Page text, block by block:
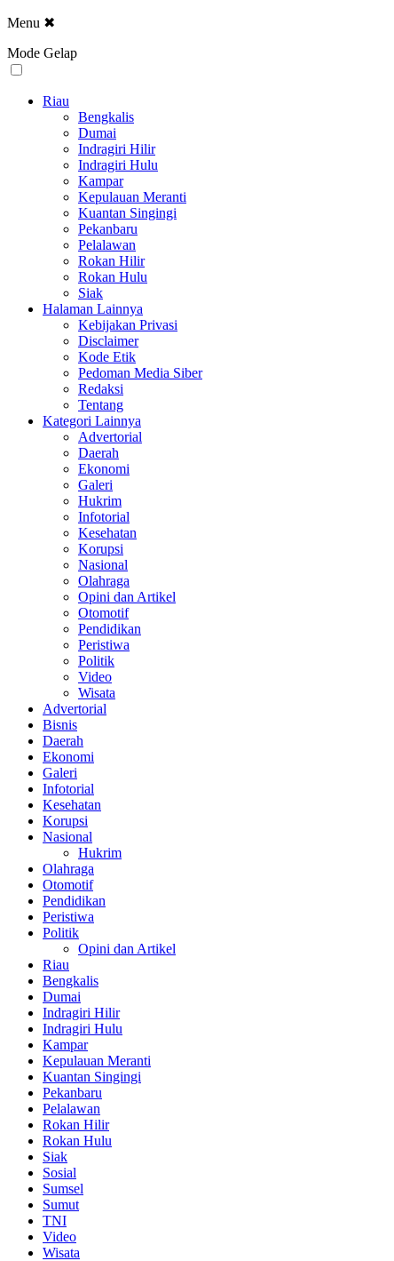
Menu ✖
Mode Gelap
Riau
Bengkalis
Dumai
Indragiri Hilir
Indragiri Hulu
Kampar
Kepulauan Meranti
Kuantan Singingi
Pekanbaru
Pelalawan
Rokan Hilir
Rokan Hulu
Siak
Halaman Lainnya
Kebijakan Privasi
Disclaimer
Kode Etik
Pedoman Media Siber
Redaksi
Tentang
Kategori Lainnya
Advertorial
Daerah
Ekonomi
Galeri
Hukrim
Infotorial
Kesehatan
Korupsi
Nasional
Olahraga
Opini dan Artikel
Otomotif
Pendidikan
Peristiwa
Politik
Video
Wisata
Advertorial
Bisnis
Daerah
Ekonomi
Galeri
Infotorial
Kesehatan
Korupsi
Nasional
Hukrim
Olahraga
Otomotif
Pendidikan
Peristiwa
Politik
Opini dan Artikel
Riau
Bengkalis
Dumai
Indragiri Hilir
Indragiri Hulu
Kampar
Kepulauan Meranti
Kuantan Singingi
Pekanbaru
Pelalawan
Rokan Hilir
Rokan Hulu
Siak
Sosial
Sumsel
Sumut
TNI
Video
Wisata